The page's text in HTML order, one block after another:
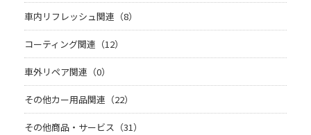
車内リフレッシュ関連（8）
コーティング関連（12）
車外リペア関連（0）
その他カー用品関連（22）
その他商品・サービス（31）